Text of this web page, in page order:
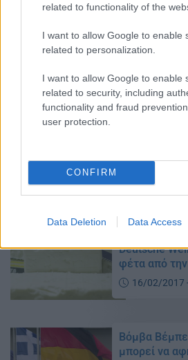
related to functionality of the
I want to allow Google to enable
related to personalization.
I want to allow Google to enable
related to security, including
functionality and fraud
user protection.
CONFIRM
Data Deletion Data Access
Focus: Η
βρεθούν
23/02/2017
στην Ελλάδα,
22/02/2017
Deutsche
φέτα από την
16/02/2017
Βόμβα
μπορεί να